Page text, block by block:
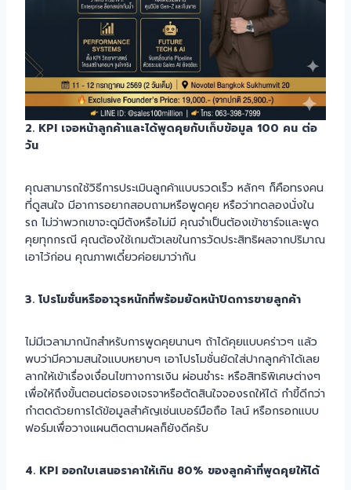
2. KPI เจอหน้าลูกค้าและได้พูดคุยกับเก็บข้อมูล 100 คน ต่อ
วัน
คุณสามารถใช้วิธีการประเมินลูกค้าแบบรวดเร็ว หลักๆ ก็คือทรงคน
ที่ดูสนใจ มีอาการอยากสอบถามหรือพูดคุย หรือว่าทดลองนั่งใน
รถ ไม่ว่าพวกเขาจะดูมีตังหรือไม่มี คุณจำเป็นต้องเข้าชาร์จและพูด
คุยทุกกรณี คุณต้องใช้เกมตัวเลขในการวัดประสิทธิผลจากปริมาณ
เอาไว้ก่อน คุณภาพเดี๋ยวค่อยมาว่ากัน
3. โปรโมชั่นหรืออาวุธหนักที่พร้อมยัดหน้าปิดการขายลูกค้า
ไม่มีเวลามากนักสำหรับการพูดคุยนานๆ ถ้าได้คุยแบบคร่าวๆ แล้ว
พบว่ามีความสนใจแบบหยาบๆ เอาโปรโมชั่นยัดใส่ปากลูกค้าได้เลย
ลากให้เข้าเรื่องเงื่อนไขทางการเงิน ผ่อนชำระ หรือสิทธิพิเศษต่างๆ
เพื่อให้ถึงขั้นตอนต่อรองเจรจาหรือตัดสินใจจองรถให้ได้ กำขี้ดีกว่า
กำตดด้วยการได้ข้อมูลสำคัญเช่นเบอร์มือถือ ไลน์ หรือกรอกแบบ
ฟอร์มเพื่อวางแผนติดตามผลก็ยังดีครับ
4. KPI ออกใบเสนอราคาให้เกิน 80% ของลูกค้าที่พูดคุยให้ได้